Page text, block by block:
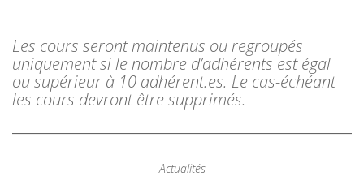
Les cours seront maintenus ou regroupés
uniquement si le nombre d’adhérents est égal
ou supérieur à 10 adhérent.es. Le cas-échéant
les cours devront être supprimés.
Actualités